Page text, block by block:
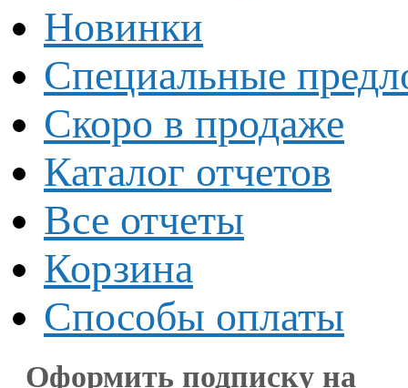
Новинки
Специальные
Скоро в продаже
Каталог отчетов
Все отчеты
Корзина
Способы оплаты
Оформить подписку на